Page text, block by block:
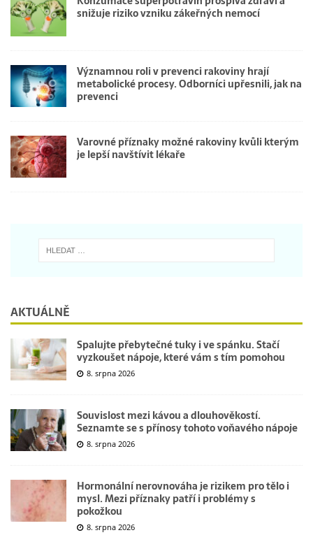
snižuje riziko vzniku zákeřných nemocí
Významnou roli v prevenci rakoviny hrají
metabolické procesy. Odborníci upřesnili, jak na
prevenci
Varovné příznaky možné rakoviny kvůli kterým
je lepší navštívit lékaře
AKTUÁLNĚ
Spalujte přebytečné tuky i ve spánku. Stačí
vyzkoušet nápoje, které vám s tím pomohou
8. srpna 2026
Souvislost mezi kávou a dlouhověkostí.
Seznamte se s přínosy tohoto voňavého nápoje
8. srpna 2026
Hormonální nerovnováha je rizikem pro tělo i
mysl. Mezi příznaky patří i problémy s
pokožkou
8. srpna 2026